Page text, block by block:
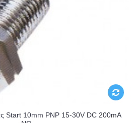
Start 10mm PNP 15-30V DC 200mA